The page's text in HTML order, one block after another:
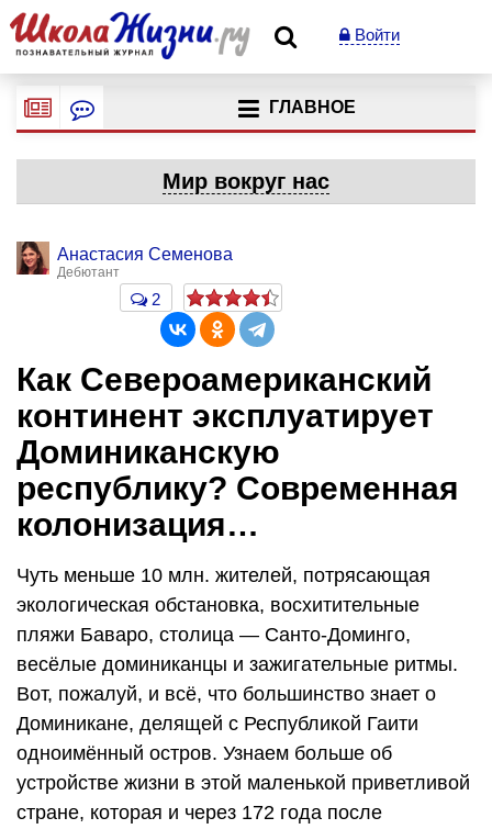
Войти
ГЛАВНОЕ
Мир вокруг нас
Анастасия Семенова
Дебютант
2
Как Североамериканский
континент эксплуатирует
Доминиканскую
республику? Современная
колонизация…
Чуть меньше 10 млн. жителей, потрясающая
экологическая обстановка, восхитительные
пляжи Баваро, столица — Санто-Доминго,
весёлые доминиканцы и зажигательные ритмы.
Вот, пожалуй, и всё, что большинство знает о
Доминикане, делящей с Республикой Гаити
одноимённый остров. Узнаем больше об
устройстве жизни в этой маленькой приветливой
стране, которая и через 172 года после